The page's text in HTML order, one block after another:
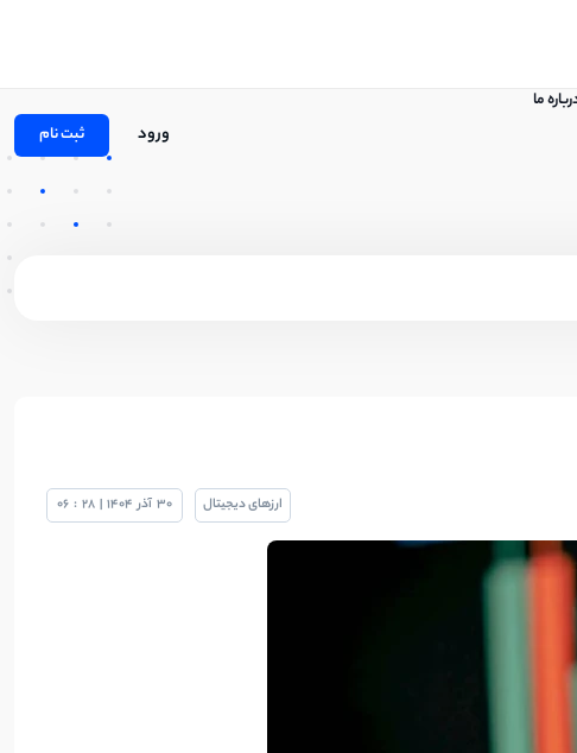
ما
ورود ثبت نام
ارزهای دیجیتال 30 آذر 1404
|
28
:
06